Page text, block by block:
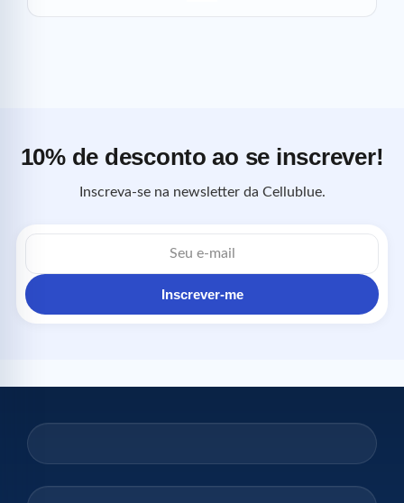
10% de desconto ao se inscrever!
Inscreva-se na newsletter da Cellublue.
Endereço
de
Inscrever-me